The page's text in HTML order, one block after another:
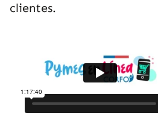
clientes.